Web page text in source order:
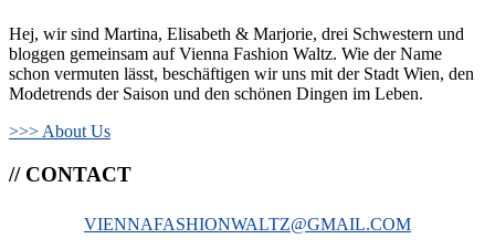
Hej, wir sind Martina, Elisabeth & Marjorie, drei Schwestern und
bloggen gemeinsam auf Vienna Fashion Waltz. Wie der Name
schon vermuten lässt, beschäftigen wir uns mit der Stadt Wien, den
Modetrends der Saison und den schönen Dingen im Leben.
>>> About Us
// CONTACT
VIENNAFASHIONWALTZ@GMAIL.COM